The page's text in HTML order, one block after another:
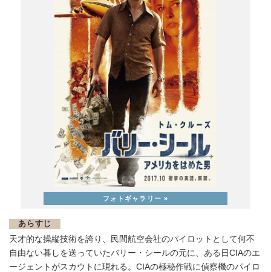
あらすじ
天才的な操縦技術を誇り、民間航空会社のパイロットとして何不
自由ない暮しを送っていたバリー・シールの元に、ある日CIAのエ
ージェントがスカウトに現れる。CIAの極秘作戦に偵察機のパイロ